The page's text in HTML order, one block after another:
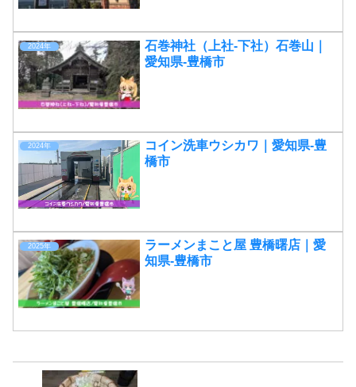
2024年
石巻神社（上社-下社）石巻山｜
愛知県-豊橋市
2024年
コイン洗車ウシカワ｜愛知県-豊
橋市
2025年
ラーメンまこと屋 豊橋曙店｜愛
知県-豊橋市